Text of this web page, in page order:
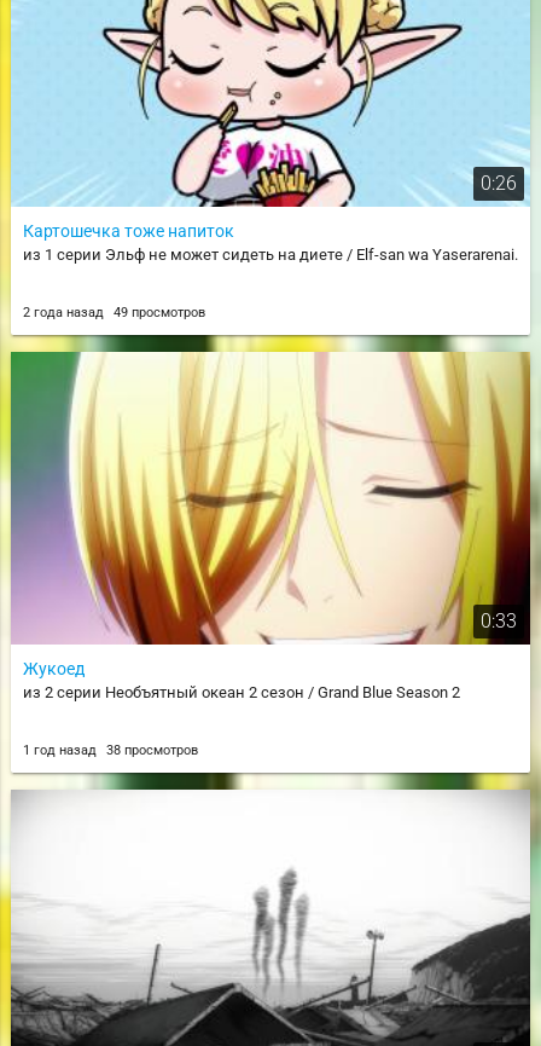
0:26
Картошечка тоже напиток
из 1 серии Эльф не может сидеть на диете / Elf-san wa Yaserarenai.
2 года назад 49 просмотров
0:33
Жукоед
из 2 серии Необъятный океан 2 сезон / Grand Blue Season 2
1 год назад 38 просмотров